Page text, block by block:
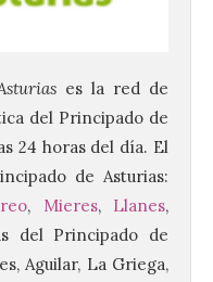
es la red de
del Principado de
24 horas del día. El
de Asturias:
, Mieres, Llanes,
del Principado de
Aguilar, La Griega,